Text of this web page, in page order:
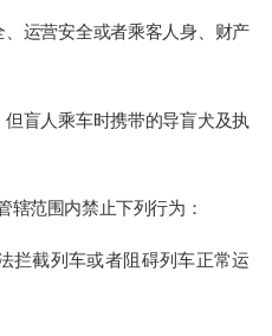
、运营安全或者乘客人身、财产
盲人乘车时携带的导盲犬及执
辖范围内禁止下列行为：
拦截列车或者阻碍列车正常运